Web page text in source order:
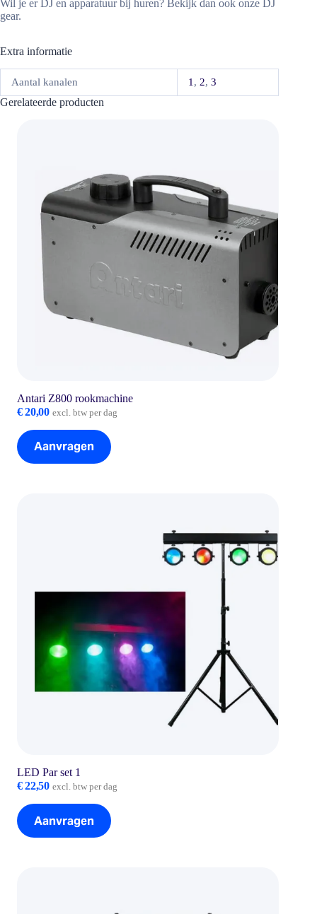
Wil je er DJ en apparatuur bij huren? Bekijk dan ook onze DJ
gear.
Extra informatie
Aantal kanalen 1 , 2, 3
Gerelateerde producten
Antari Z800 rookmachine
€20,00 excl. btw per dag
Aanvragen
LED Par set 1
€22,50 excl. btw per dag
Aanvragen